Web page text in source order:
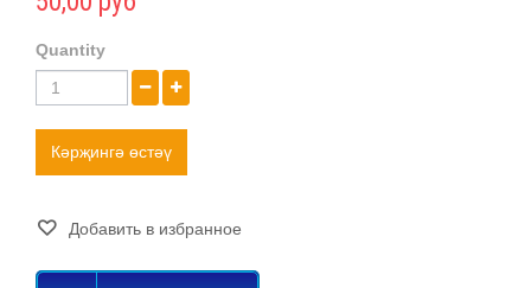
Quantity
Кәрҗингә өстәү
Добавить в избранное